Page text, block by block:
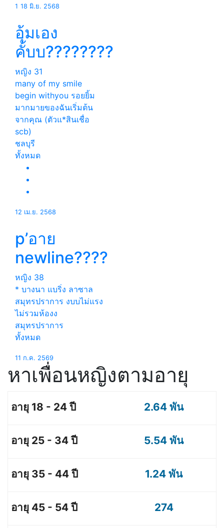
1 18 มิ.ย. 2568
อุ้มเอง
คั้บบ????????
หญิง 31
many of my smile
begin withyou รอยยิ้ม
มากมายของฉันเริ่มต้น
จากคุณ (ตัวแ*สินเชื่อ
scb)
ชลบุรี
ทั้งหมด
12 เม.ย. 2568
p’อาย
newline????
หญิง 38
* บางนา แบริ่ง ลาซาล
สมุทรปราการ งบบไม่แรง
ไม่รวมห้องง
สมุทรปราการ
ทั้งหมด
11 ก.ค. 2569
หาเพื่อนหญิงตามอายุ
2.64 พัน
5.54 พัน
1.24 พัน
274